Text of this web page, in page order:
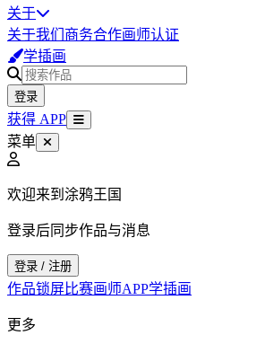
关于
关于我们 商务合作画师认证
学插画
登录
获得 APP
菜单
欢迎来到涂鸦王国
登录后同步作品与消息
登录 / 注册
作品锁屏比赛画师APP学插画
更多